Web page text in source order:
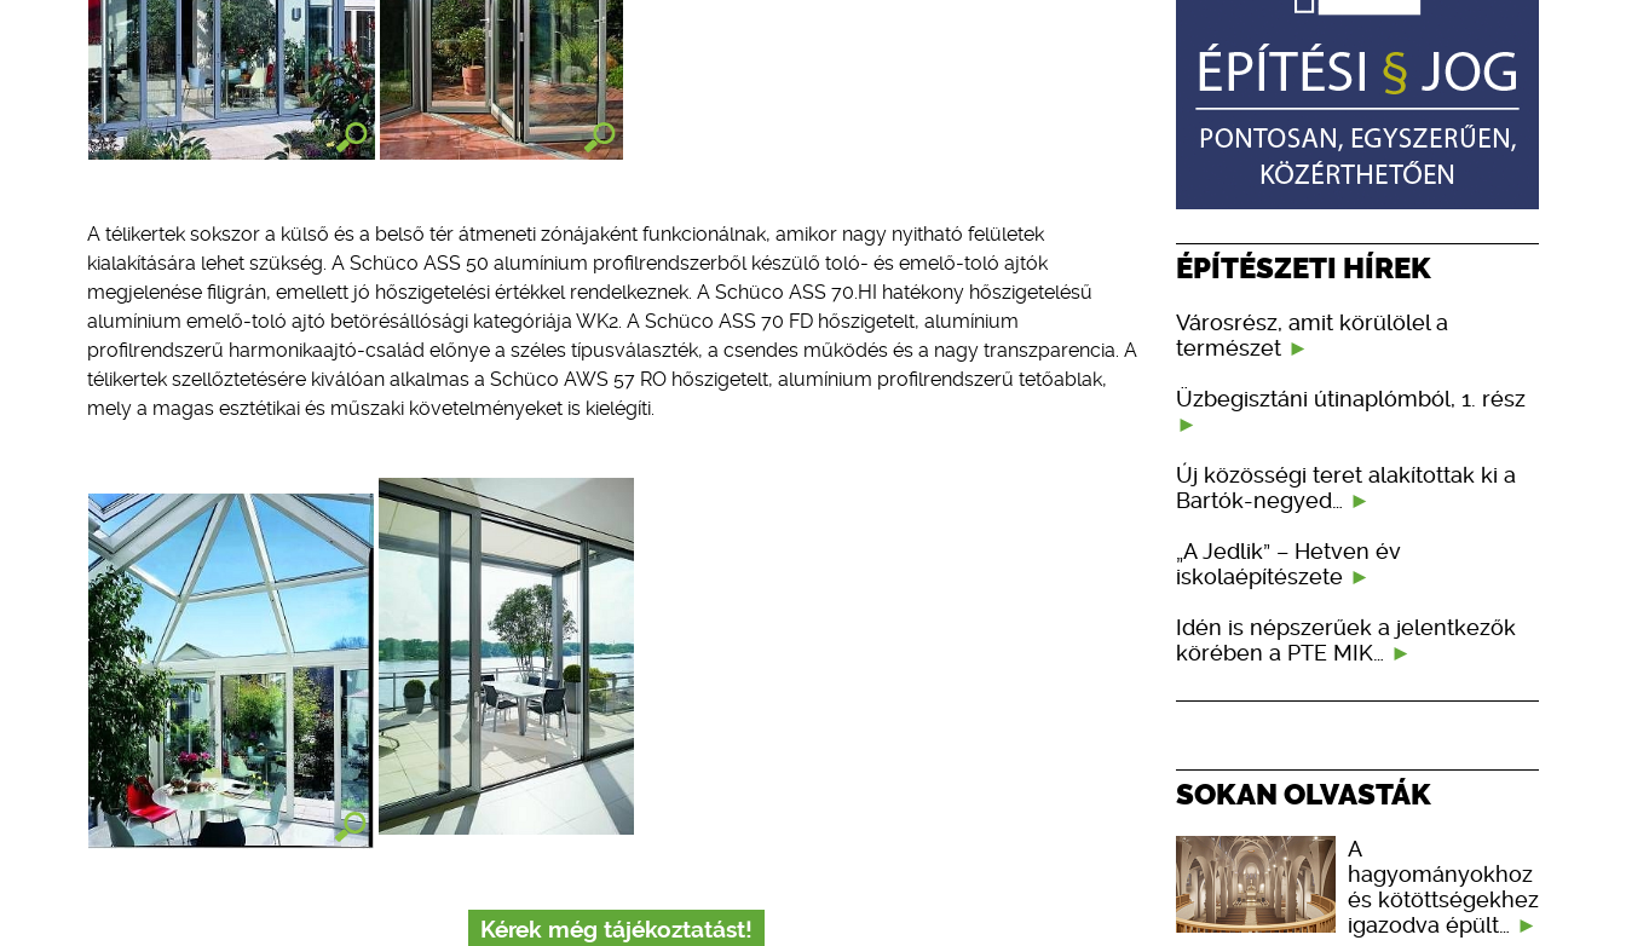
A télikertek sokszor a külső és a belső tér átmeneti zónájaként funkcionálnak, amikor nagy nyitható felületek
kialakítására lehet szükség. A Schüco ASS 50 alumínium profilrendszerből készülő toló- és emelő-toló ajtók
megjelenése filigrán, emellett jó hőszigetelési értékkel rendelkeznek. A Schüco ASS 70.HI hatékony hőszigetelésű
alumínium emelő-toló ajtó betörésállósági kategóriája WK2. A Schüco ASS 70 FD hőszigetelt, alumínium
profilrendszerű harmonikaajtó-család előnye a széles típusválaszték, a csendes működés és a nagy transzparencia. A
télikertek szellőztetésére kiválóan alkalmas a Schüco AWS 57 RO hőszigetelt, alumínium profilrendszerű tetőablak,
mely a magas esztétikai és műszaki követelményeket is kielégíti.
Kérek még tájékoztatást!
ÉPÍTÉSZETI HÍREK
Városrész, amit körülölel a
természet
Üzbegisztáni útinaplómból, 1. rész
Új közösségi teret alakítottak ki a
Bartók-negyed…
„A Jedlik” – Hetven év
iskolaépítészete
Idén is népszerűek a jelentkezők
körében a PTE MIK…
SOKAN OLVASTÁK
A
hagyományokhoz
és kötöttségekhez
igazodva épült…